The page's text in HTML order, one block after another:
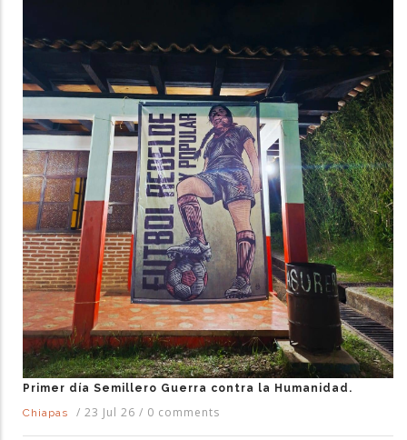
Primer día Semillero Guerra contra la Humanidad.
Chiapas
/ 23 Jul 26 / 0 comments